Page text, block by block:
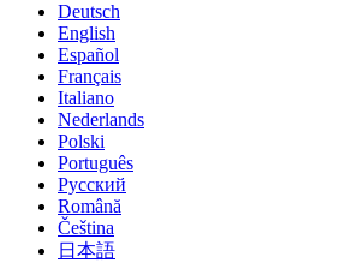
Deutsch
English
Español
Français
Italiano
Nederlands
Polski
Português
Pусский
Română
Čeština
日本語